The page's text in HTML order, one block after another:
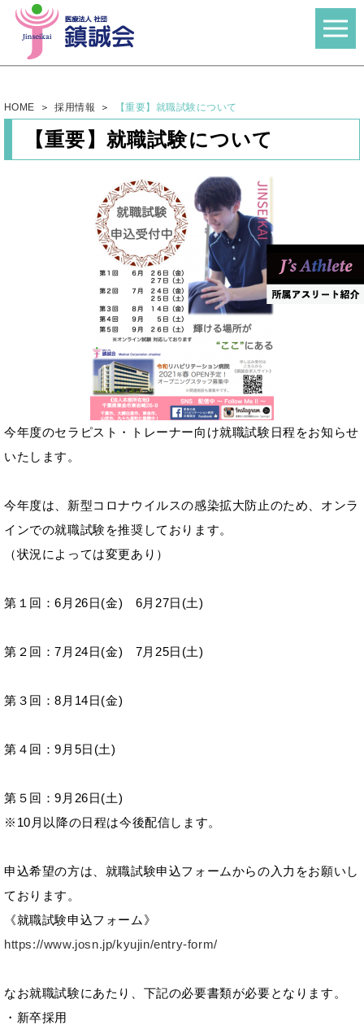
HOME 採用情報 【重要】就職試験について
【重要】就職試験について
今年度のセラピスト・トレーナー向け就職試験日程をお知らせ
いたします。
今年度は、新型コロナウイルスの感染拡大防止のため、オンラ
インでの就職試験を推奨しております。
（状況によっては変更あり）
第１回：6月26日(金) 6月27日(土)
第２回：7月24日(金) 7月25日(土)
第３回：8月14日(金)
第４回：9月5日(土)
第５回：9月26日(土)
※10月以降の日程は今後配信します。
申込希望の方は、就職試験申込フォームからの入力をお願いし
ております。
《就職試験申込フォーム》
https://www.josn.jp/kyujin/entry-form/
なお就職試験にあたり、下記の必要書類が必要となります。
・新卒採用